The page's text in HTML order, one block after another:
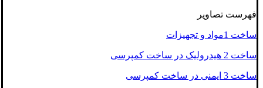
فهرست تصاویر
ساخت 1مواد و تجهیزات
ساخت 2 هیدرولیک در ساخت کمپرسی
ساخت 3 ایمنی در ساخت کمپرسی